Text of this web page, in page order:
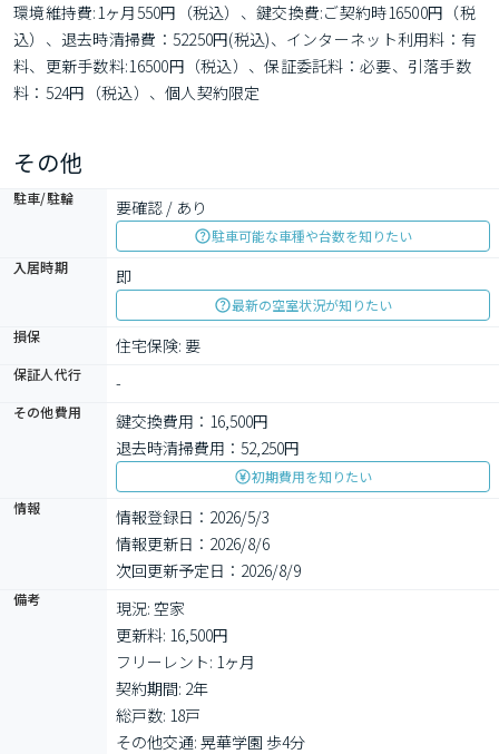
環境維持費:1ヶ月550円（税込）、鍵交換費:ご契約時16500円（税
込）、退去時清掃費：52250円(税込)、インターネット利用料：有
料、更新手数料:16500円（税込）、保証委託料：必要、引落手数
料：524円（税込）、個人契約限定
その他
駐車/駐輪 要確認 / あり
駐車可能な車種や台数を知りたい
入居時期
即
最新の空室状況が知りたい
損保
住宅保険: 要
保証人代行 -
その他費用
鍵交換費用：16,500円
退去時清掃費用：52,250円
初期費用を知りたい
情報
情報登録日：2026/5/3
情報更新日：2026/8/6
次回更新予定日：2026/8/9
備考
現況: 空家
更新料: 16,500円
フリーレント: 1ヶ月
契約期間: 2年
総戸数: 18戸
その他交通: 晃華学園 歩4分